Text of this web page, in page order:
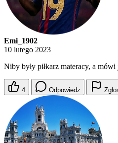
Emi_1902
10 lutego 2023
Niby były piłkarz materacy, a
4 Odpowiedz